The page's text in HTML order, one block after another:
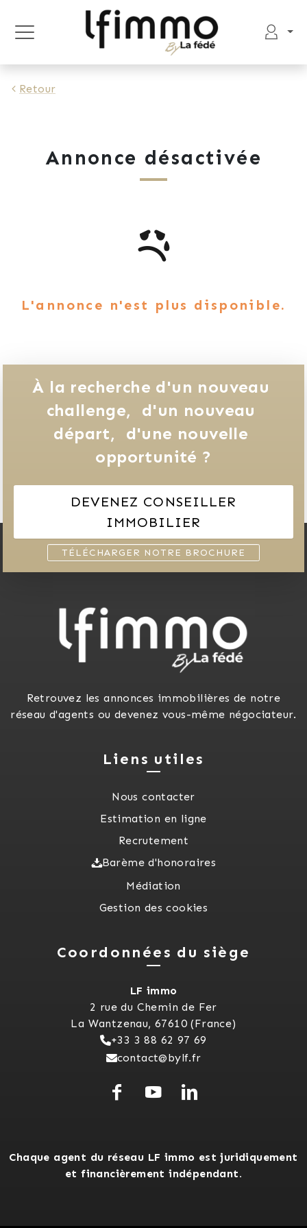
Retour
Annonce désactivée
L'annonce n'est plus disponible.
À la recherche d'un nouveau
challenge,
d'un nouveau
départ,
d'une nouvelle
opportunité ?
DEVENEZ CONSEILLER
IMMOBILIER
TÉLÉCHARGER NOTRE BROCHURE
Retrouvez les annonces immobilières de notre
réseau d'agents ou devenez vous-même négociateur.
Liens utiles
Nous contacter
Estimation en ligne
Recrutement
Barème d'honoraires
Médiation
Gestion des cookies
Coordonnées du siège
LF immo
2 rue du Chemin de Fer
La Wantzenau, 67610 (France)
+33 3 88 62 97 69
contact@bylf.fr
Chaque agent du réseau LF immo est juridiquement
et financièrement indépendant.